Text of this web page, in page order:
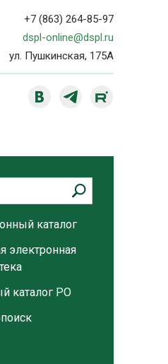
+7 (863) 264-85-97
dspl-online@dspl.ru
ул. Пушкинская, 175А
каталог
электронная
каталог РО